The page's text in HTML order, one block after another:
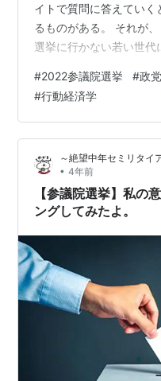
イトで質問に答えてい
るものがある。 それが
選挙に行かない若い世代
る気がする。 news.tv-
朝日新聞 毎日新聞
こういうことが起きる
ーミング効果 参考程度
社はじめ、いくつかや
#2022参議院選挙 #政
#行動経済学
～絶望中年セミリタイ
• 4年前
【参議院選挙】私の
ングしてみたよ。